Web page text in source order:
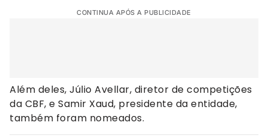
CONTINUA APÓS A PUBLICIDADE
Além deles, Júlio Avellar, diretor de competições
da CBF, e Samir Xaud, presidente da entidade,
também foram nomeados.